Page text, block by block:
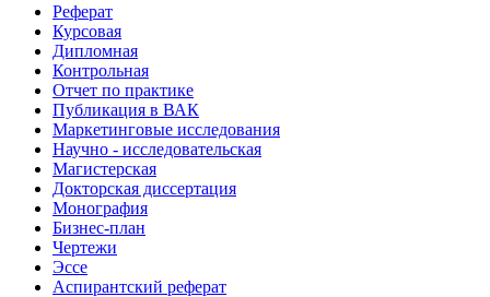
Реферат
Курсовая
Дипломная
Контрольная
Отчет по практике
Публикация в ВАК
Маркетинговые исследования
Научно - исследовательская
Магистерская
Докторская диссертация
Монография
Бизнес-план
Чертежи
Эссе
Аспирантский реферат